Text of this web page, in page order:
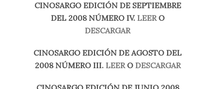
CINOSARGO EDICIÓN DE SEPTIEMBRE
DEL 2008 NÚMERO IV. LEERO
DESCARGAR
CINOSARGO EDICIÓN DE AGOSTO DEL
2008 NÚMERO III. LEERO DESCARGAR